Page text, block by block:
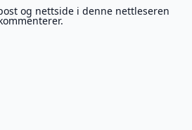
og nettside i denne nettleseren